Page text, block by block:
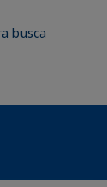
busca